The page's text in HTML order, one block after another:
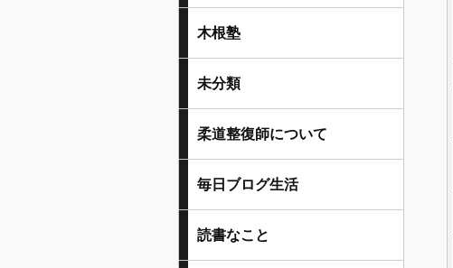
木根塾
未分類
柔道整復師について
毎日ブログ生活
読書なこと